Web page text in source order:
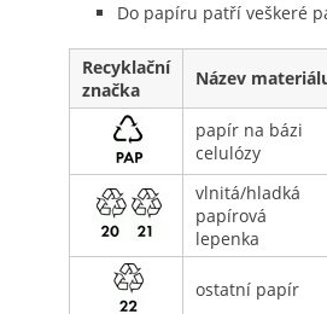
Do papíru patří veškeré
Recyklační
značka
Název
papír na bázi
celulózy
vlnitá/hladká
papírová
lepenka
ostatní papír